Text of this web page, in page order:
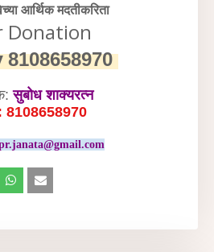
आर्थिक मदतीकरिता
Donation
8108658970
सुबोध शाक्यरत्न
8108658970